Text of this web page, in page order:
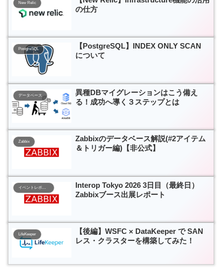
New Relic
の仕方
PostgreSQL
【PostgreSQL】INDEX ONLY SCAN
について
データベース
異種DBマイグレーションはこう備え
る！成功へ導く３ステップとは
Zabbix
Zabbixのデータベース解説(#2アイテム
＆トリガー編)【非公式】
イベントレポート
Interop Tokyo 2026 3日目（最終日）
Zabbixブース出展レポート
LifeKeeper
【後編】WSFC × DataKeeper で SAN
レス・クラスターを構築してみた！